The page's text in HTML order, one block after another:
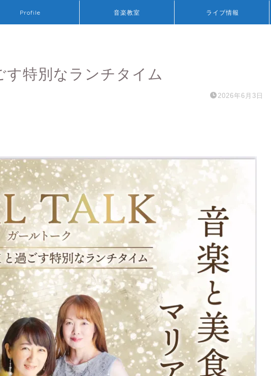
Profile 音楽教室 ライブ情報
す特別なランチタイム
2026年6月3日